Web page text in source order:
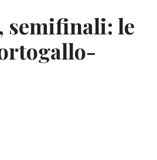
semifinali: le